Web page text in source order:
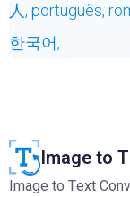
人, português,
한국어,
Image to
Image to Text